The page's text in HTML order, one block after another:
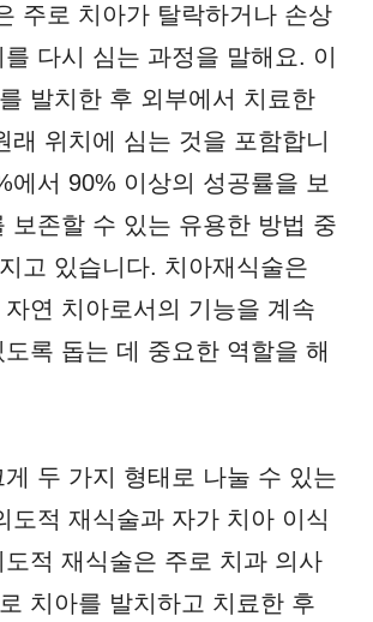
주로 치아가 탈락하거나 손상
다시 심는 과정을 말해요. 이
발치한 후 외부에서 치료한
래 위치에 심는 것을 포함합니
에서 90% 이상의 성공률을 보
보존할 수 있는 유용한 방법 중
고 있습니다. 치아재식술은
연 치아로서의 기능을 계속
록 돕는 데 중요한 역할을 해
게 두 가지 형태로 나눌 수 있는
도적 재식술과 자가 치아 이식
적 재식술은 주로 치과 의사
치아를 발치하고 치료한 후